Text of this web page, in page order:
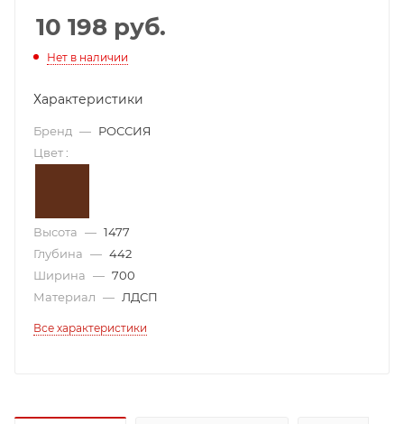
10 198 руб.
Нет в наличии
Характеристики
Бренд — РОССИЯ
Цвет :
Высота — 1477
Глубина — 442
Ширина — 700
Материал — ЛДСП
Все характеристики